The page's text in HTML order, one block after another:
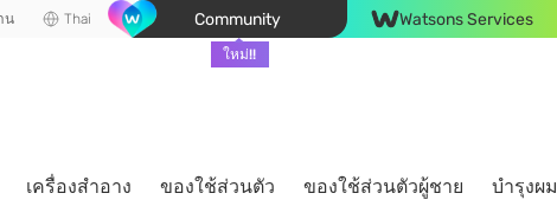
น Thai Community
ใหม่!!
Watsons Services
เครื่องสำอาง ของใช้ส่วนตัว ของใช้ส่วนตัวผู้ชาย บำรุงผม